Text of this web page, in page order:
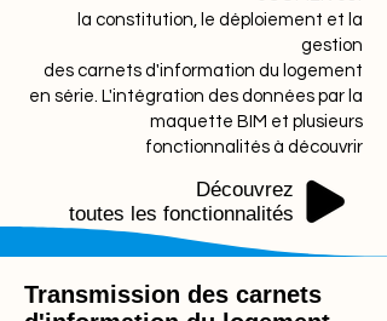
la constitution, le déploiement et la
gestion
des carnets d'information du logement
en série. L'intégration des données par la
maquette BIM et plusieurs
fonctionnalités à découvrir
Découvrez
toutes les fonctionnalités
Transmission des carnets